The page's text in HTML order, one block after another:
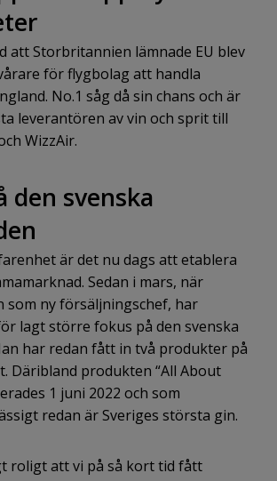
att Storbritannien lämnade EU blev
för flygbolag att handla
No.1 såg då sin chans och är
leverantören av vin och sprit till
WizzAir.
den svenska
är det nu dags att etablera
Sedan i mars, när
som ny försäljningschef, har
lagt större fokus på den svenska
har redan fått in två produkter på
Däribland produkten “All About
1 juni 2022 och som
redan är Sveriges största gin.
roligt att vi på så kort tid fått